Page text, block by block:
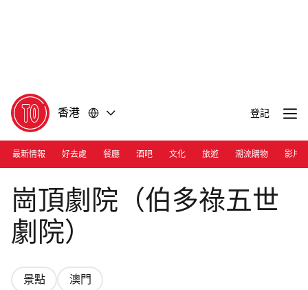
香港 登記
最新情報 好去處 餐廳 酒吧 文化 旅遊 潮流購物 影片
Photograph: Colin Lam | Dom Pedro V Theatre
崗頂劇院（伯多祿五世
劇院）
景點 澳門